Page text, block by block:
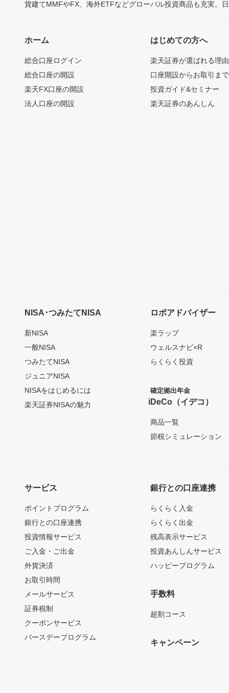
貨建てMMFやFX、海外ETFなどグローバル投資商品も充実。
ホーム
総合口座ログイン
総合口座の開設
楽天FX口座の開設
法人口座の開設
はじめての方へ
楽天証券が選ばれる理由
口座開設からお取引ま
投資ガイド&セミナー
楽天証券のあんしん
NISA･つみたてNISA
新NISA
一般NISA
つみたてNISA
ジュニアNISA
NISAをはじめるには
楽天証券NISAの魅力
ロボアドバイザー
楽ラップ
ウェルスナビ×R
らくらく投資
確定拠出年金
iDeCo（イデコ）
商品一覧
節税シミュレーション
サービス
ポイントプログラム
銀行との口座連携
投資情報サービス
ご入金・ご出金
外貨決済
お取引時間
メールサービス
証券税制
クーポンサービス
バースデープログラム
銀行との口座連携
らくらく入金
らくらく出金
残高表示サービス
投資あんしんサービス
ハッピープログラム
手数料
超割コース
キャンペーン